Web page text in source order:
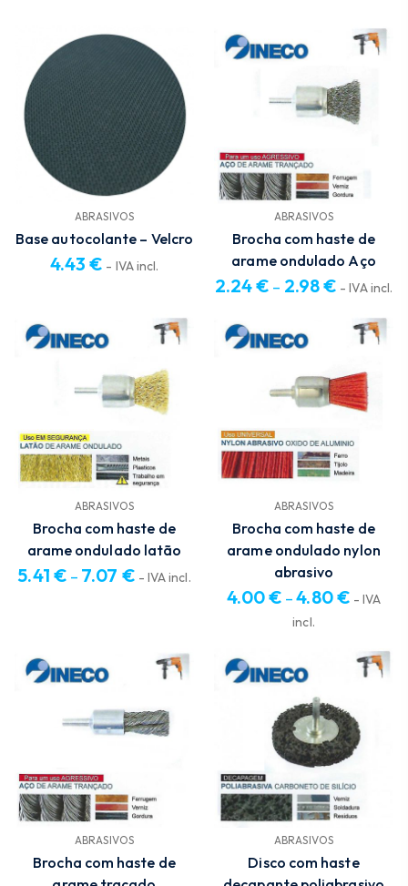
ABRASIVOS
Base autocolante – Velcro
4.43€ - IVA incl.
ABRASIVOS
Brocha com haste de
arame ondulado Aço
2.24€ – 2.98€
range:
2.24 €
- IVA incl.
ABRASIVOS
Brocha com haste de
arame ondulado latão
5.41 € – 7.07 €
through
7.07 €
- IVA incl.
ABRASIVOS
Brocha com haste de
arame ondulado nylon
abrasivo
4.00€ – 4.80€
4.00 €
through
- IVA
incl.
ABRASIVOS
Brocha com haste de
ABRASIVOS
Disco com haste